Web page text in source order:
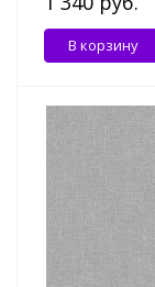
В корзину